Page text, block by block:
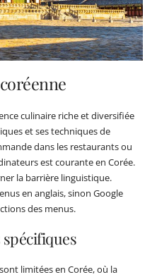
culinaire riche et diversifiée
et ses techniques de
dans les restaurants ou
est courante en Corée.
la barrière linguistique.
en anglais, sinon Google
des menus.
limitées en Corée, où la